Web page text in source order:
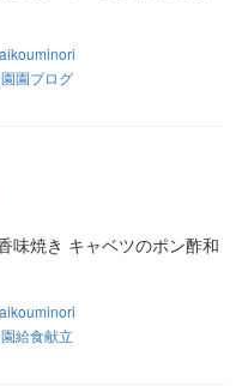
aikouminori
園ブログ
き キャベツのポン酢和
aikouminori
給食献立